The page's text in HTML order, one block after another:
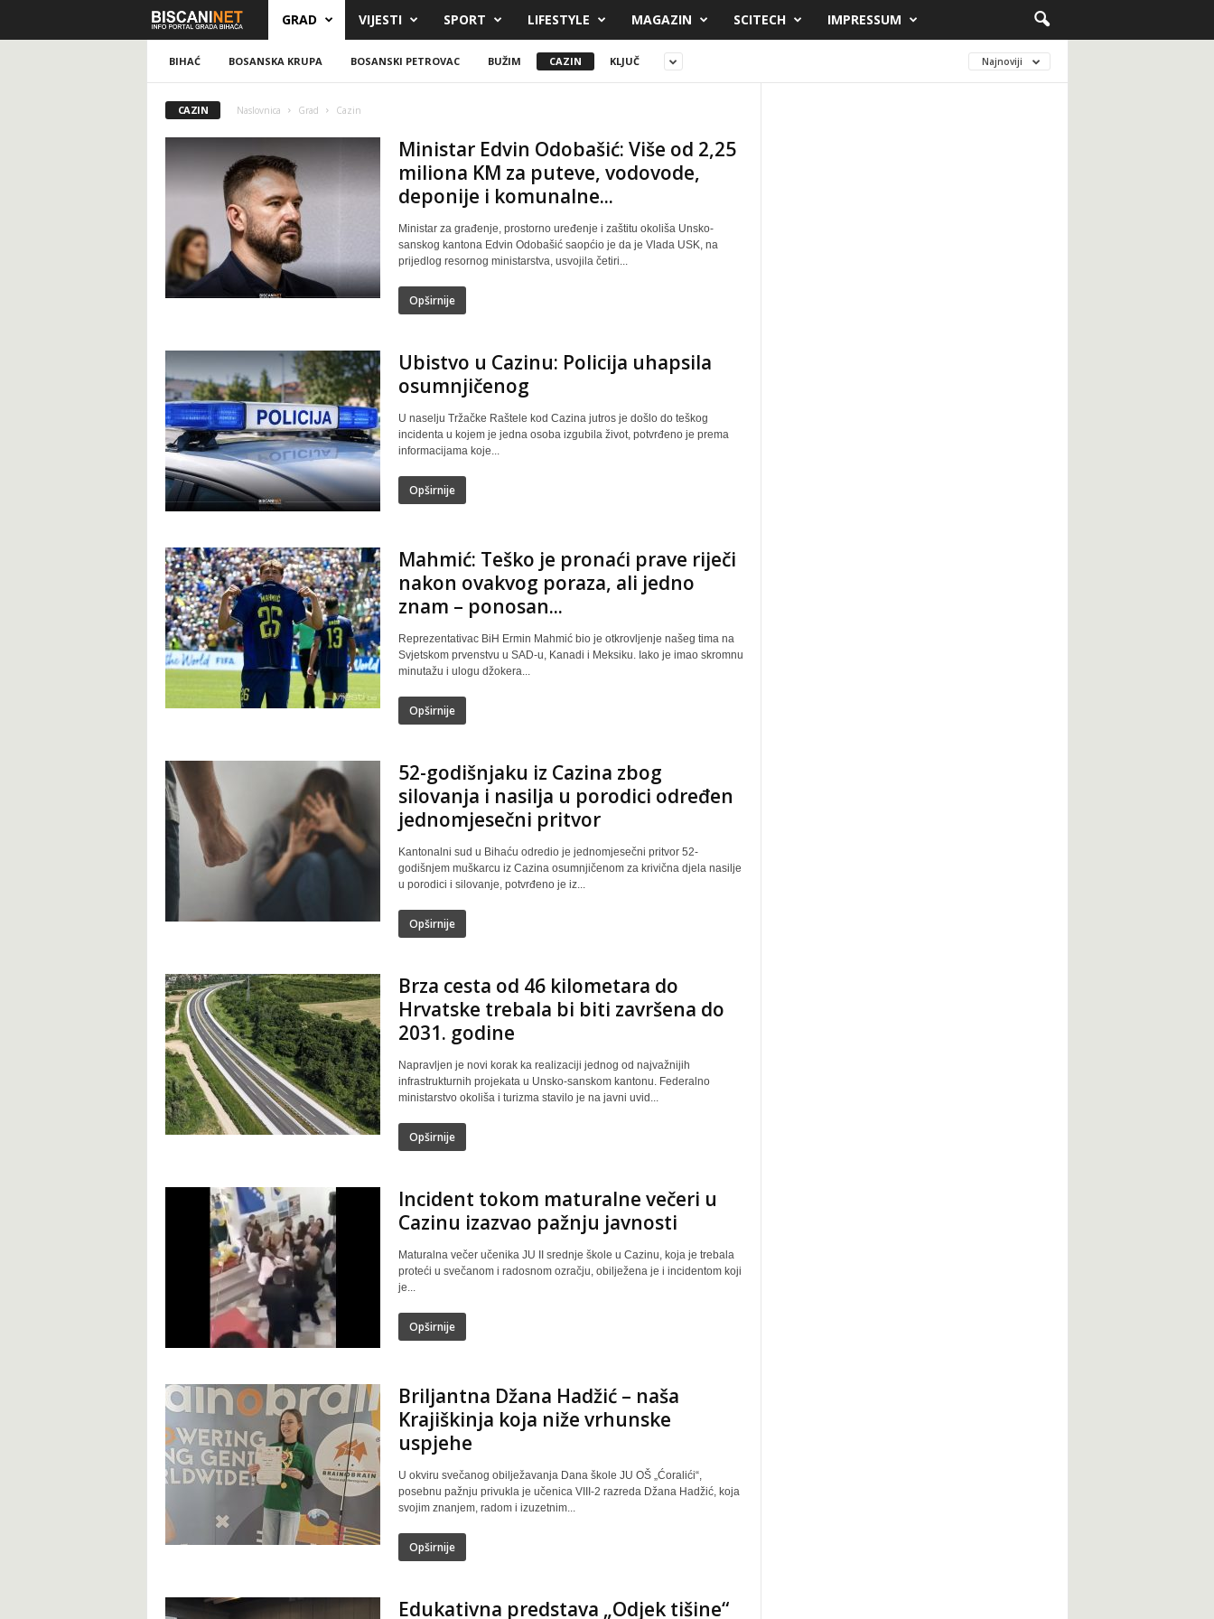
i
c
a
n
i
.
e
t
GRAD VIJESTI SPORT LIFESTYLE MAGAZIN SCITECH IMPRESSUM
BIHAĆ BOSANSKA KRUPA BOSANSKI PETROVAC BUŽIM CAZIN KLJUČ Najnoviji
CAZIN Naslovnica Grad Cazin
Ministar Edvin Odobašić: Više od 2,25
miliona KM za puteve, vodovode,
deponije i komunalne...
Ministar za građenje, prostorno uređenje i zaštitu okoliša Unsko-
sanskog kantona Edvin Odobašić saopćio je da je Vlada USK, na
prijedlog resornog ministarstva, usvojila četiri...
Opširnije
Ubistvo u Cazinu: Policija uhapsila
osumnjičenog
U naselju Tržačke Raštele kod Cazina jutros je došlo do teškog
incidenta u kojem je jedna osoba izgubila život, potvrđeno je prema
informacijama koje...
Opširnije
Mahmić: Teško je pronaći prave riječi
nakon ovakvog poraza, ali jedno
znam – ponosan...
Reprezentativac BiH Ermin Mahmić bio je otkrovljenje našeg tima na
Svjetskom prvenstvu u SAD-u, Kanadi i Meksiku. Iako je imao skromnu
minutažu i ulogu džokera...
Opširnije
52-godišnjaku iz Cazina zbog
silovanja i nasilja u porodici određen
jednomjesečni pritvor
Kantonalni sud u Bihaću odredio je jednomjesečni pritvor 52-
godišnjem muškarcu iz Cazina osumnjičenom za krivična djela nasilje
u porodici i silovanje, potvrđeno je iz...
Opširnije
Brza cesta od 46 kilometara do
Hrvatske trebala bi biti završena do
2031. godine
Napravljen je novi korak ka realizaciji jednog od najvažnijih
infrastrukturnih projekata u Unsko-sanskom kantonu. Federalno
ministarstvo okoliša i turizma stavilo je na javni uvid...
Opširnije
Incident tokom maturalne večeri u
Cazinu izazvao pažnju javnosti
Maturalna večer učenika JU II srednje škole u Cazinu, koja je trebala
proteći u svečanom i radosnom ozračju, obilježena je i incidentom koji
je...
Opširnije
Briljantna Džana Hadžić – naša
Krajiškinja koja niže vrhunske
uspjehe
U okviru svečanog obilježavanja Dana škole JU OŠ „Ćoralići“,
posebnu pažnju privukla je učenica VIII-2 razreda Džana Hadžić, koja
svojim znanjem, radom i izuzetnim...
Opširnije
Edukativna predstava „Odjek tišine“